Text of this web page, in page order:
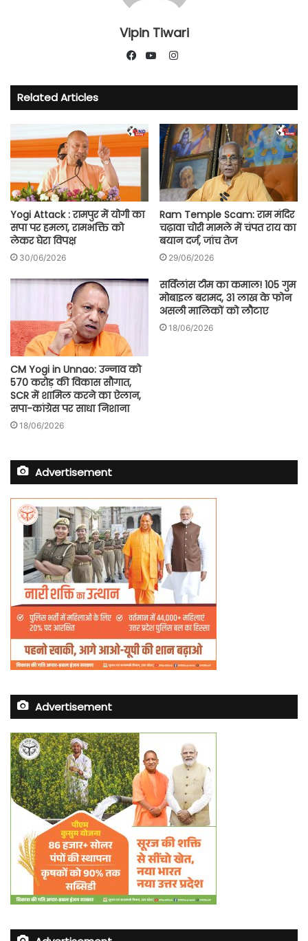
Vipin Tiwari
Instagram
Related Articles
Yogi Attack : रामपुर में योगी का
सपा पर हमला, रामभक्ति को
लेकर घेरा विपक्ष
30/06/2026
Ram Temple Scam: राम मंदिर
चढ़ावा चोरी मामले में चंपत राय का
बयान दर्ज, जांच तेज
29/06/2026
CM Yogi in Unnao: उन्नाव को
570 करोड़ की विकास सौगात,
SCR में शामिल करने का ऐलान,
सपा-कांग्रेस पर साधा निशाना
18/06/2026
सर्विलांस टीम का कमाल! 105 गुम
मोबाइल बरामद, 31 लाख के फोन
असली मालिकों को लौटाए
18/06/2026
Advertisement
Advertisement